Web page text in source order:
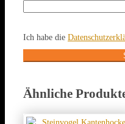
Ich habe die
Ähnliche